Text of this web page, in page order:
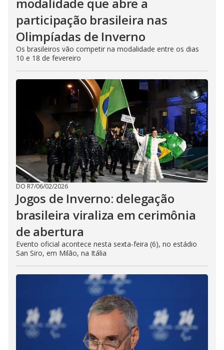
participação brasileira nas
Olimpíadas de Inverno
Os brasileiros vão competir na modalidade entre os dias
10 e 18 de fevereiro
DO R7/06/02/2026
Jogos de Inverno: delegação
brasileira viraliza em cerimônia
de abertura
Evento oficial acontece nesta sexta-feira (6), no estádio
San Siro, em Milão, na Itália